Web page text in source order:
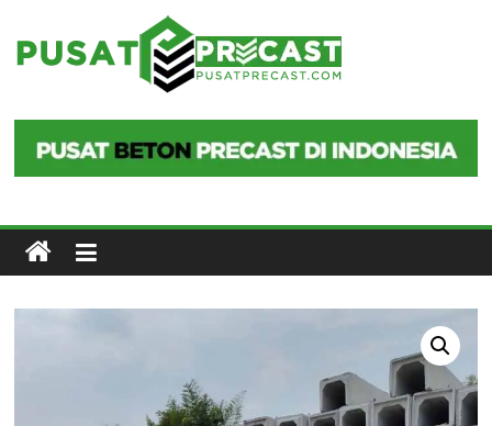
content
Pusat
Precast
Precast
di